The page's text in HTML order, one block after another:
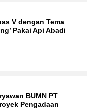
V dengan Tema
Pakai Api Abadi
BUMN PT
Pengadaan